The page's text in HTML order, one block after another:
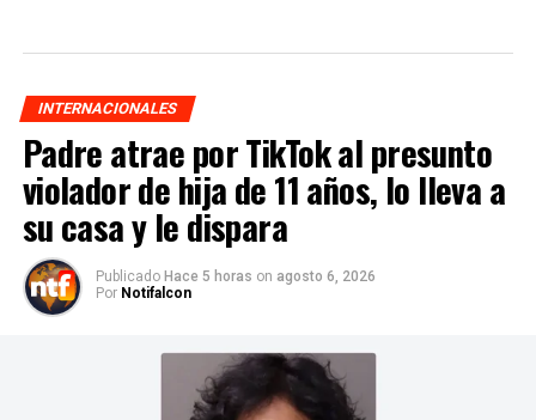
INTERNACIONALES
Padre atrae por TikTok al presunto
violador de hija de 11 años, lo lleva a
su casa y le dispara
Publicado Hace 5 horas on agosto 6, 2026
Por Notifalcon